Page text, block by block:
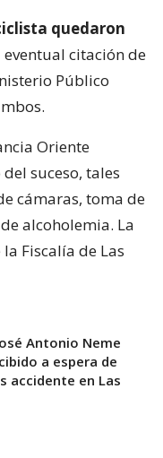
quedaron
eventual citación de
Público
Oriente
suceso, tales
cámaras, toma de
alcoholemia. La
Fiscalía de Las
Antonio Neme
a espera de
accidente en Las